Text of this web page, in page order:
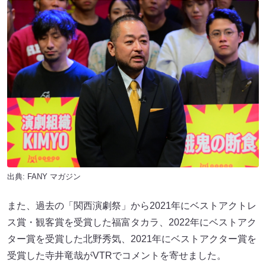
出典: FANY マガジン
また、過去の「関西演劇祭」から2021年にベストアクトレ
ス賞・観客賞を受賞した福富タカラ、2022年にベストアク
ター賞を受賞した北野秀気、2021年にベストアクター賞を
受賞した寺井竜哉がVTRでコメントを寄せました。